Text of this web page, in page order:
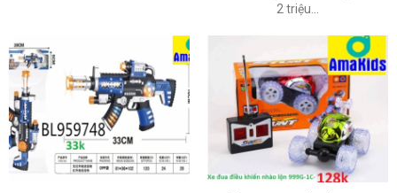
2 triệu...